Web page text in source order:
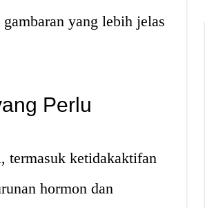
yang lebih jelas
Perlu
termasuk ketidakaktifan
hormon dan